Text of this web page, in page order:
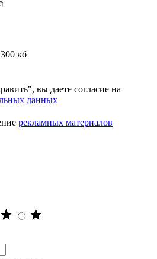
кб
вы даете согласие на
данных
рекламных материалов